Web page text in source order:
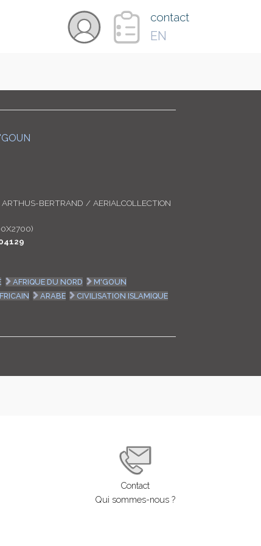
contact
EN
COLLECTIONS
BERTRAND / AERIALCOLLECTION
AFRIQUE DU NORD
M'GOUN
ARABE
CIVILISATION ISLAMIQUE
Contact
Qui sommes-nous ?